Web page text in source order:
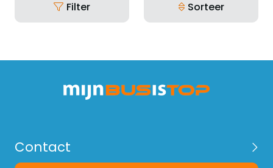
Filter Sorteer
Contact